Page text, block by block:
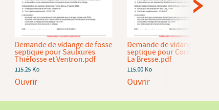
Demande de vidange de fosse
septique pour Saulxures
Thiéfosse et Ventron.pdf
115.25 Ko
Ouvrir
Demande de vidange de
septique pour Cornimont et
La Bresse.pdf
115.00 Ko
Ouvrir